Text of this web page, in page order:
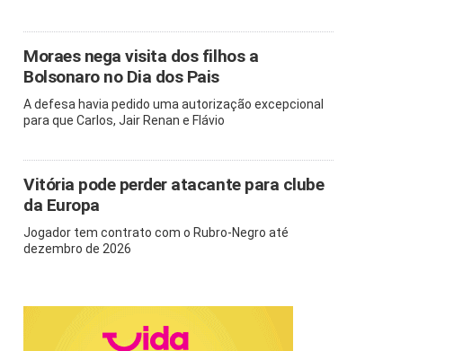
Moraes nega visita dos filhos a
Bolsonaro no Dia dos Pais
A defesa havia pedido uma autorização excepcional
para que Carlos, Jair Renan e Flávio
Vitória pode perder atacante para clube
da Europa
Jogador tem contrato com o Rubro-Negro até
dezembro de 2026